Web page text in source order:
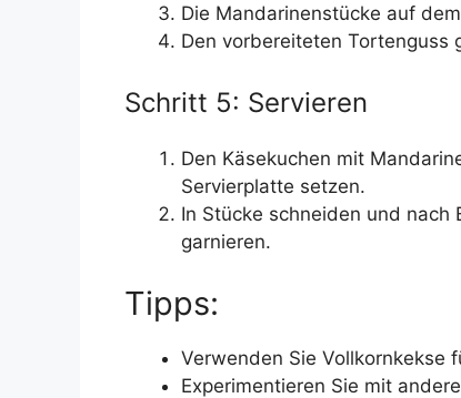
Die Mandarinenstücke auf
Den vorbereiteten Tortenguss
Schritt 5: Servieren
Den Käsekuchen mit
Servierplatte setzen.
In Stücke schneiden und
garnieren.
Tipps:
Verwenden Sie Vollkornkekse
Experimentieren Sie mit